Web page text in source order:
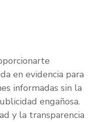
en evidencia para
informadas sin la
engañosa.
y la transparencia